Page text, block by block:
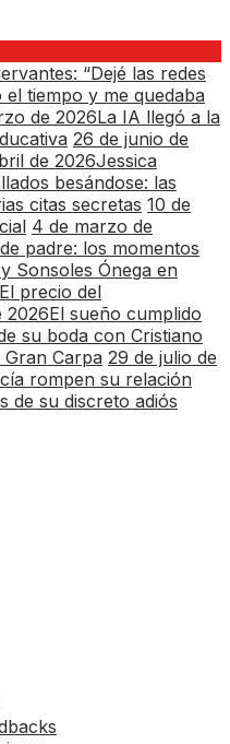
“Dejé las redes
tiempo y me quedaba
de 2026La IA llegó a la
26 de junio de
de 2026Jessica
besándose: las
citas secretas 10 de
4 de marzo de
padre: los momentos
Sonsoles Ónega en
El precio del
2026El sueño cumplido
su boda con Cristiano
Gran Carpa 29 de julio de
rompen su relación
de su discreto adiós